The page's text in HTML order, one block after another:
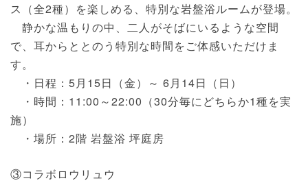
ス（全2種）を楽しめる、特別な岩盤浴ルームが登場。
静かな温もりの中、二人がそばにいるような空間
で、耳からととのう特別な時間をご体感いただけま
す。
・日程：5月15日（金）～ 6月14日（日）
・時間：11:00～22:00（30分毎にどちらか1種を実
施）
・場所：2階 岩盤浴 坪庭房
③コラボロウリュウ